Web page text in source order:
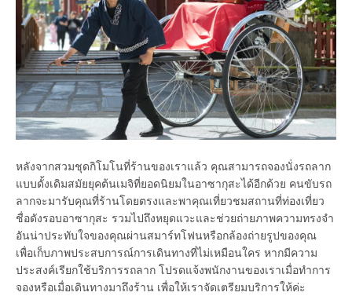
หลังจากสวมชุดกิโมโนที่ร้านของเราแล้ว คุณสามารถจองนั่งรถลาก
แบบดั้งเดิมสมัยยุคต้นเมจิที่ยอดนิยมในอาซากุสะได้อีกด้วย คนขับรถ
ลากจะมารับคุณที่ร้านโดยตรงและพาคุณเที่ยวชมสถานที่ท่องเที่ยว
ชื่อดังรอบอาซากุสะ รวมไปถึงหยุดแวะและช่วยถ่ายภาพความทรงจำ
อันน่าประทับใจของคุณผ่านสมาร์ทโฟนหรือกล้องถ่ายรูปของคุณ
เพื่อเก็บภาพประสบการณ์การเดินทางที่ไม่เหมือนใคร หากมีความ
ประสงค์เรียกใช้บริการรถลาก โปรดแจ้งพนักงานของเราเมื่อทำการ
จองหรือเมื่อเดินทางมาถึงร้าน เพื่อให้เราจัดเตรียมบริการให้ค่ะ